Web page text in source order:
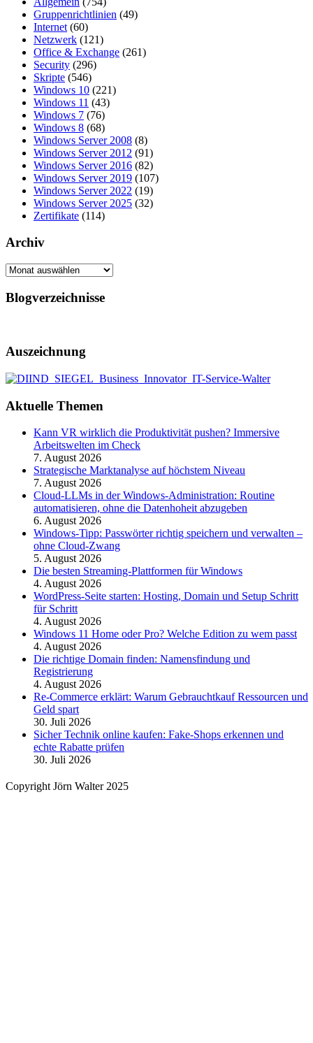
Gruppenrichtlinien (49)
Internet (60)
Netzwerk (121)
Office & Exchange (261)
Security (296)
Skripte (546)
Windows 10 (221)
Windows 11 (43)
Windows 7 (76)
Windows 8 (68)
Windows Server 2008 (8)
Windows Server 2012 (91)
Windows Server 2016 (82)
Windows Server 2019 (107)
Windows Server 2022 (19)
Windows Server 2025 (32)
Zertifikate (114)
Archiv
Archiv
Blogverzeichnisse
Auszeichnung
Aktuelle Themen
Kann VR wirklich die Produktivität pushen? Immersive
Arbeitswelten im Check
7. August 2026
Strategische Marktanalyse auf höchstem Niveau
7. August 2026
Cloud-LLMs in der Windows-Administration: Routine
automatisieren, ohne die Datenhoheit abzugeben
6. August 2026
Windows-Tipp: Passwörter richtig speichern und verwalten –
ohne Cloud-Zwang
5. August 2026
Die besten Streaming-Plattformen für Windows
4. August 2026
WordPress-Seite starten: Hosting, Domain und Setup Schritt
für Schritt
4. August 2026
Windows 11 Home oder Pro? Welche Edition zu wem passt
4. August 2026
Die richtige Domain finden: Namensfindung und
Registrierung
4. August 2026
Re-Commerce erklärt: Warum Gebrauchtkauf Ressourcen und
Geld spart
30. Juli 2026
Sicher Technik online kaufen: Fake-Shops erkennen und
echte Rabatte prüfen
30. Juli 2026
Copyright Jörn Walter 2025